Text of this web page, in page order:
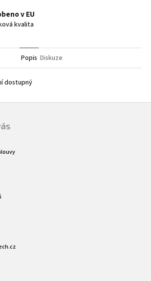
v EU
kvalita
Popis Diskuze
dostupný